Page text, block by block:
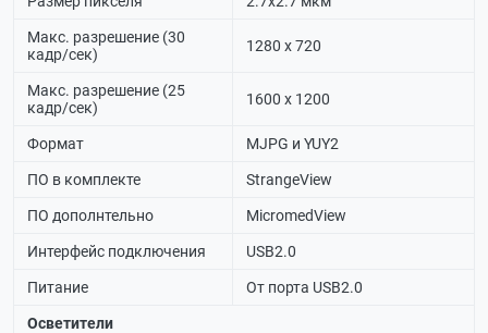
Макс. разрешение (30
кадр/сек)
1280 х 720
Макс. разрешение (25
кадр/сек)
1600 х 1200
Формат MJPG и YUY2
ПО в комплекте StrangeView
ПО дополнтельно MicromedView
Интерфейс подключения USB2.0
Питание От порта USB2.0
Осветители